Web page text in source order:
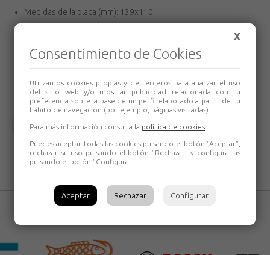
Medidas de la placa (mm): 139x110
Radio de giro (mm): 115
Volumen (cm³): 3328
Volver
X
Consentimiento de Cookies
Utilizamos cookies propias y de terceros para analizar el uso
del sitio web y/o mostrar publicidad relacionada con tu
preferencia sobre la base de un perfil elaborado a partir de tu
hábito de navegación (por ejemplo, páginas visitadas).
Para más información consulta la política de cookies
Puedes aceptar todas las cookies pulsando el botón "Aceptar",
rechazar su uso pulsando el botón "Rechazar" y configurarlas
pulsando el botón "Configurar".
Aceptar Rechazar Configurar